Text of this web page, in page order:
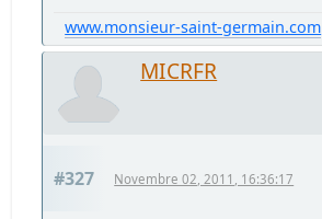
www.monsieur-saint-germain.com
MICRFR
#327 Novembre 02, 2011, 16:36:17